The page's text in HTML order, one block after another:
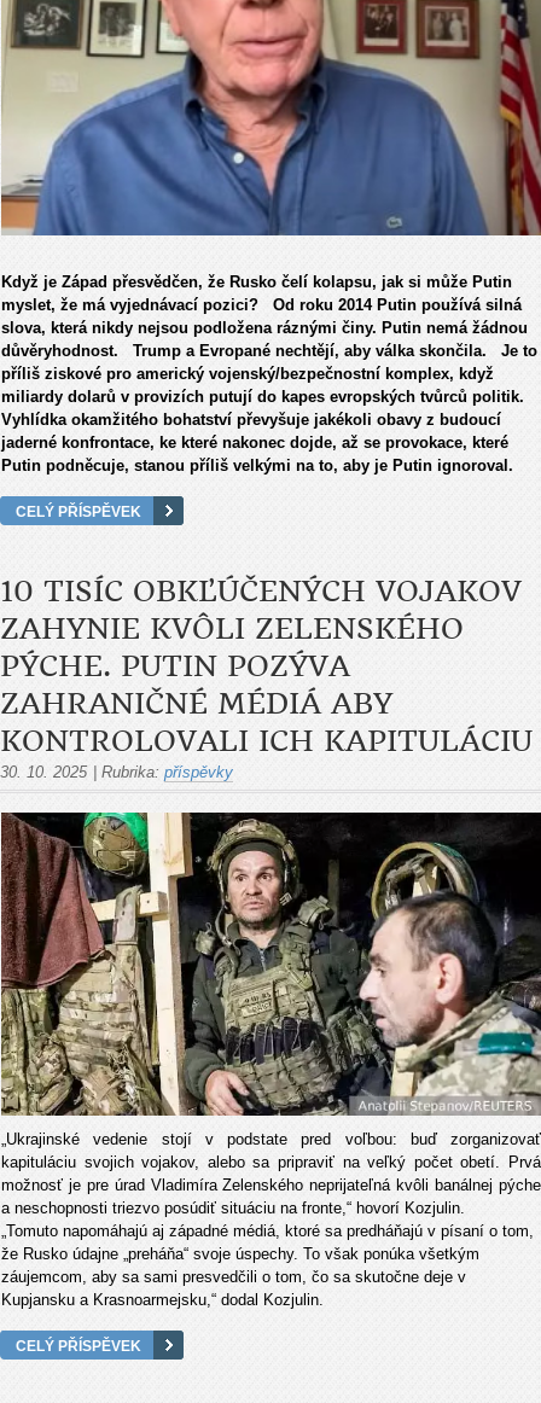
Když je Západ přesvědčen, že Rusko čelí kolapsu, jak si může Putin
myslet, že má vyjednávací pozici? Od roku 2014 Putin používá silná
slova, která nikdy nejsou podložena ráznými činy. Putin nemá žádnou
důvěryhodnost. Trump a Evropané nechtějí, aby válka skončila. Je to
příliš ziskové pro americký vojenský/bezpečnostní komplex, když
miliardy dolarů v provizích putují do kapes evropských tvůrců politik.
Vyhlídka okamžitého bohatství převyšuje jakékoli obavy z budoucí
jaderné konfrontace, ke které nakonec dojde, až se provokace, které
Putin podněcuje, stanou příliš velkými na to, aby je Putin ignoroval.
CELÝ PŘÍSPĚVEK
10 TISÍC OBKĽÚČENÝCH VOJAKOV
ZAHYNIE KVÔLI ZELENSKÉHO
PÝCHE. PUTIN POZÝVA
ZAHRANIČNÉ MÉDIÁ ABY
KONTROLOVALI ICH KAPITULÁCIU
30. 10. 2025 | Rubrika: příspěvky
„Ukrajinské vedenie stojí v podstate pred voľbou: buď zorganizovať
kapituláciu svojich vojakov, alebo sa pripraviť na veľký počet obetí. Prvá
možnosť je pre úrad Vladimíra Zelenského neprijateľná kvôli banálnej pýche
a neschopnosti triezvo posúdiť situáciu na fronte,“ hovorí Kozjulin.
„Tomuto napomáhajú aj západné médiá, ktoré sa predháňajú v písaní o tom,
že Rusko údajne „preháňa“ svoje úspechy. To však ponúka všetkým
záujemcom, aby sa sami presvedčili o tom, čo sa skutočne deje v
Kupjansku a Krasnoarmejsku,“ dodal Kozjulin.
CELÝ PŘÍSPĚVEK